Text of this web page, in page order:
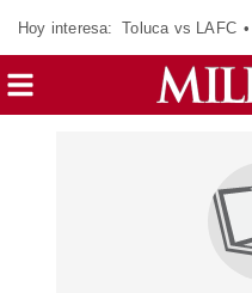
Hoy interesa: Toluca vs LAFC